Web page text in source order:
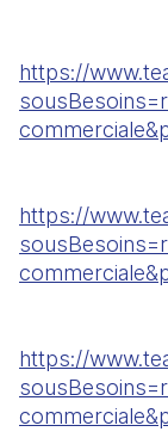
https://
https://
https://